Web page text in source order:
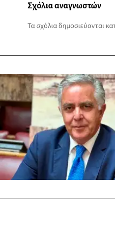
Σχόλια αναγνωστών
Τα σχόλια δημοσιεύονται